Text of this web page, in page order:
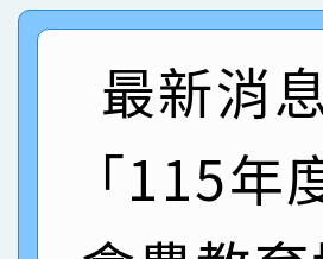
創客第三名
賽 洪綺君
名
賀！本校阿
倩參加桃
名 指導老
賀！本校
園市英語
指導老師林
賀！本校
賽 劉文瑛
賀！本校
最新消
「115